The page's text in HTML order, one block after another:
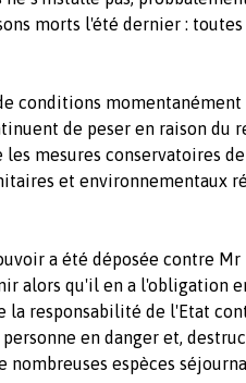
morts l'été dernier : toutes
conditions momentanément
de peser en raison du
mesures conservatoires
et environnementaux
a été déposée contre
alors qu'il en a l'obligation
la responsabilité de l'Etat
en danger et,
nombreuses espèces